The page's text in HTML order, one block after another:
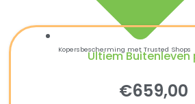
Kopersbescherming met Trusted Shops
Ultiem Buitenleven
€659,00